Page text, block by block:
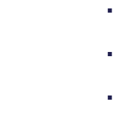
■
■
■